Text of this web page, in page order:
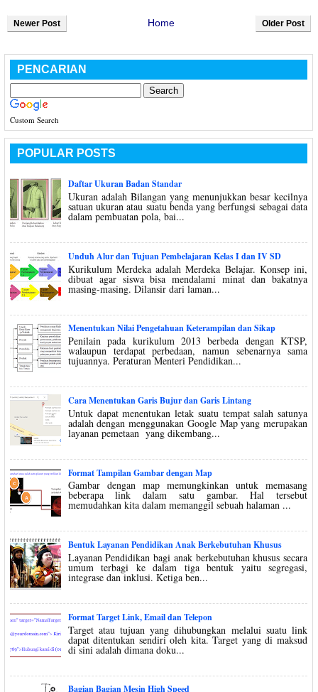
Newer Post Older Post
Home
PENCARIAN
Custom Search
POPULAR POSTS
Daftar Ukuran Badan Standar
Ukuran adalah Bilangan yang menunjukkan besar kecilnya
satuan ukuran atau suatu benda yang berfungsi sebagai data
dalam pembuatan pola, bai...
Unduh Alur dan Tujuan Pembelajaran Kelas I dan IV SD
Kurikulum Merdeka adalah Merdeka Belajar. Konsep ini,
dibuat agar siswa bisa mendalami minat dan bakatnya
masing-masing. Dilansir dari laman...
Menentukan Nilai Pengetahuan Keterampilan dan Sikap
Penilain pada kurikulum 2013 berbeda dengan KTSP,
walaupun terdapat perbedaan, namun sebenarnya sama
tujuannya. Peraturan Menteri Pendidikan...
Cara Menentukan Garis Bujur dan Garis Lintang
Untuk dapat menentukan letak suatu tempat salah satunya
adalah dengan menggunakan Google Map yang merupakan
layanan pemetaan yang dikembang...
Format Tampilan Gambar dengan Map
Gambar dengan map memungkinkan untuk memasang
beberapa link dalam satu gambar. Hal tersebut
memudahkan kita dalam memanggil sebuah halaman ...
Bentuk Layanan Pendidikan Anak Berkebutuhan Khusus
Layanan Pendidikan bagi anak berkebutuhan khusus secara
umum terbagi ke dalam tiga bentuk yaitu segregasi,
integrase dan inklusi. Ketiga ben...
Format Target Link, Email dan Telepon
Target atau tujuan yang dihubungkan melalui suatu link
dapat ditentukan sendiri oleh kita. Target yang di maksud
di sini adalah dimana doku...
Bagian Bagian Mesin High Speed